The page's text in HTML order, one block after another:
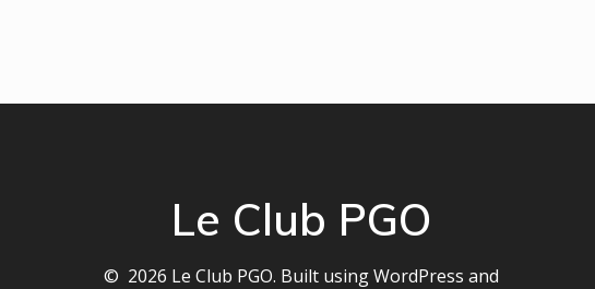
Le Club PGO
© 2026 Le Club PGO. Built using WordPress and